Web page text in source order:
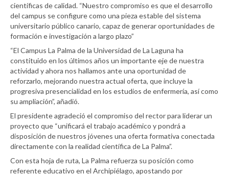
científicas de calidad. “Nuestro compromiso es que el desarrollo
del campus se configure como una pieza estable del sistema
universitario público canario, capaz de generar oportunidades de
formación e investigación a largo plazo”
“El Campus La Palma de la Universidad de La Laguna ha
constituido en los últimos años un importante eje de nuestra
actividad y ahora nos hallamos ante una oportunidad de
reforzarlo, mejorando nuestra actual oferta, que incluye la
progresiva presencialidad en los estudios de enfermería, así como
su ampliación”, añadió.
El presidente agradeció el compromiso del rector para liderar un
proyecto que “unificará el trabajo académico y pondrá a
disposición de nuestros jóvenes una oferta formativa conectada
directamente con la realidad científica de La Palma”.
Con esta hoja de ruta, La Palma refuerza su posición como
referente educativo en el Archipiélago, apostando por